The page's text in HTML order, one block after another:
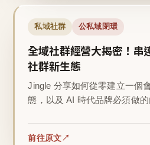
私域社群 公私域閉環
全域社群經營大揭密！串
社群新生態
Jingle 分享如何從零建立一個
態，以及 AI 時代品牌必須做的
前往原文